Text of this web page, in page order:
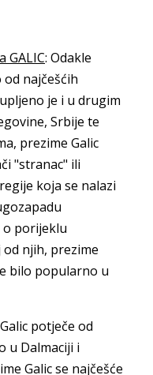
GALIC: Odakle
od najčešćih
je i u drugim
Srbije te
prezime Galic
"stranac" ili
koja se nalazi
o porijeklu
od njih, prezime
bilo popularno u
potječe od
u Dalmaciji i
Galic se najčešće